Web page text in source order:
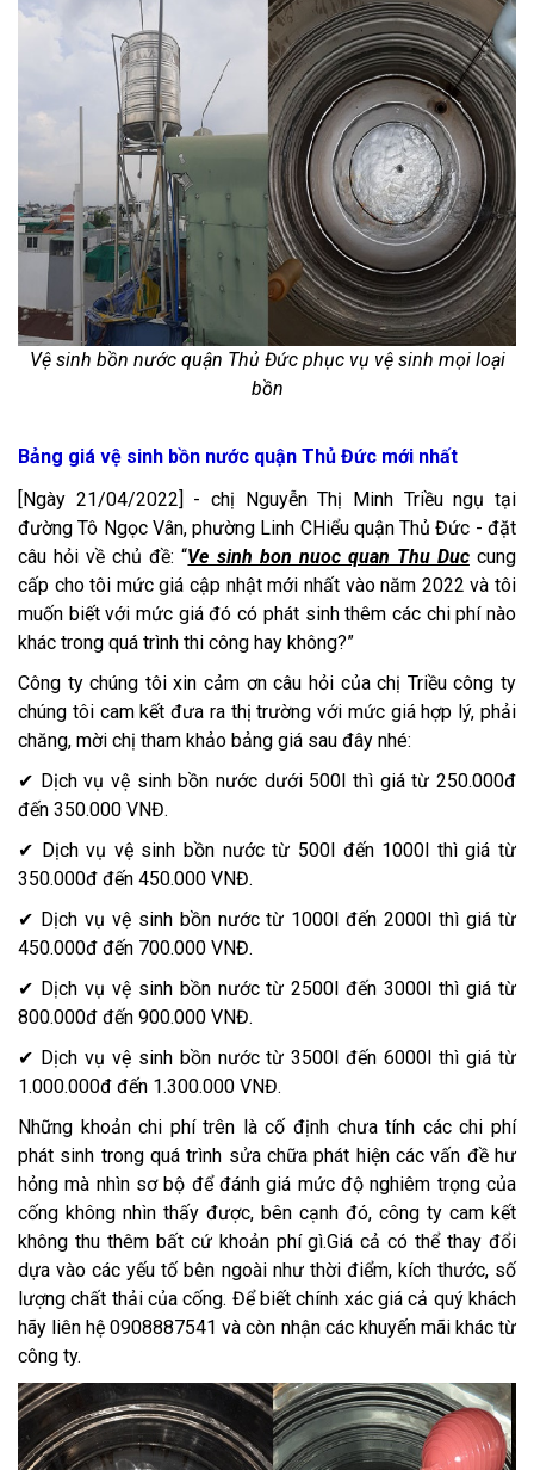
Vệ sinh bồn nước quận Thủ Đức phục vụ vệ sinh mọi loại
bồn
Bảng giá vệ sinh bồn nước quận Thủ Đức mới nhất
[Ngày 21/04/2022] - chị Nguyễn Thị Minh Triều ngụ tại
đường Tô Ngọc Vân, phường Linh CHiểu quận Thủ Đức - đặt
câu hỏi về chủ đề: “Ve sinh bon nuoc quan Thu Duccung
cấp cho tôi mức giá cập nhật mới nhất vào năm 2022 và tôi
muốn biết với mức giá đó có phát sinh thêm các chi phí nào
khác trong quá trình thi công hay không?”
Công ty chúng tôi xin cảm ơn câu hỏi của chị Triều công ty
chúng tôi cam kết đưa ra thị trường với mức giá hợp lý, phải
chăng, mời chị tham khảo bảng giá sau đây nhé:
✔ Dịch vụ vệ sinh bồn nước dưới 500l thì giá từ 250.000đ
đến 350.000 VNĐ.
✔ Dịch vụ vệ sinh bồn nước từ 500l đến 1000l thì giá từ
350.000đ đến 450.000 VNĐ.
✔ Dịch vụ vệ sinh bồn nước từ 1000l đến 2000l thì giá từ
450.000đ đến 700.000 VNĐ.
✔ Dịch vụ vệ sinh bồn nước từ 2500l đến 3000l thì giá từ
800.000đ đến 900.000 VNĐ.
✔ Dịch vụ vệ sinh bồn nước từ 3500l đến 6000l thì giá từ
1.000.000đ đến 1.300.000 VNĐ.
Những khoản chi phí trên là cố định chưa tính các chi phí
phát sinh trong quá trình sửa chữa phát hiện các vấn đề hư
hỏng mà nhìn sơ bộ để đánh giá mức độ nghiêm trọng của
cống không nhìn thấy được, bên cạnh đó, công ty cam kết
không thu thêm bất cứ khoản phí gì.Giá cả có thể thay đổi
dựa vào các yếu tố bên ngoài như thời điểm, kích thước, số
lượng chất thải của cống. Để biết chính xác giá cả quý khách
hãy liên hệ 0908887541 và còn nhận các khuyến mãi khác từ
công ty.